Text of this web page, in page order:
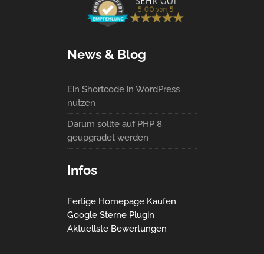
News & Blog
Ein Shortcode in WordPress
nutzen
Darum sollte auf PHP 8
geupgradet werden
Infos
Fertige Homepage Kaufen
Google Sterne Plugin
Aktuellste Bewertungen